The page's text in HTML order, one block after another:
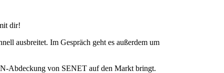
dir!
ausbreitet. Im Gespräch geht es außerdem um
Abdeckung von SENET auf den Markt bringt.